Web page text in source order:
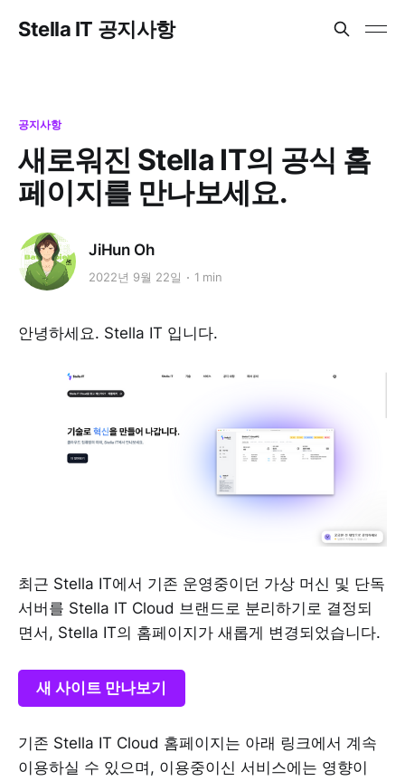
Stella IT 공지사항
공지사항
새로워진 Stella IT의 공식 홈
페이지를 만나보세요.
JiHun Oh
2022년 9월 22일 1 min
안녕하세요. Stella IT 입니다.
최근 Stella IT에서 기존 운영중이던 가상 머신 및 단독
서버를 Stella IT Cloud 브랜드로 분리하기로 결정되
면서, Stella IT의 홈페이지가 새롭게 변경되었습니다.
새 사이트 만나보기
기존 Stella IT Cloud 홈페이지는 아래 링크에서 계속
이용하실 수 있으며, 이용중이신 서비스에는 영향이